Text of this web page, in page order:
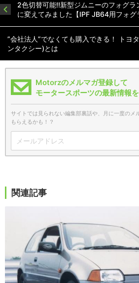
2色切替可能!!新型ジムニーのフォグラ
に変えてみました【IPF JB64用フォグ
”会社法人”でなくても購入できる！ トヨ
ンタクシー)とは
Motorzのメルマガ登録して
モータースポーツの最新情報を
サイトでは見られない編集部裏話や、月に一度のメ
もらえるかも！？
関連記事